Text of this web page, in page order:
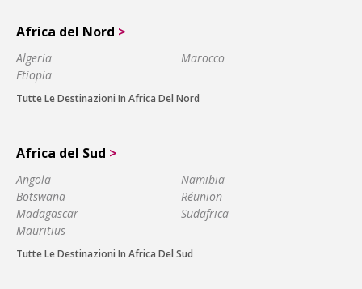
Africa del Nord >
Algeria
Etiopia
Marocco
Tutte Le Destinazioni In Africa Del Nord
Africa del Sud >
Angola
Botswana
Madagascar
Mauritius
Namibia
Réunion
Sudafrica
Tutte Le Destinazioni In Africa Del Sud